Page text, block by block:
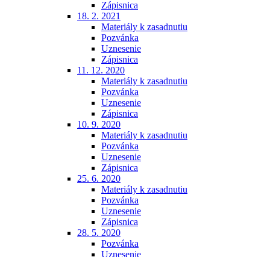
Zápisnica
18. 2. 2021
Materiály k zasadnutiu
Pozvánka
Uznesenie
Zápisnica
11. 12. 2020
Materiály k zasadnutiu
Pozvánka
Uznesenie
Zápisnica
10. 9. 2020
Materiály k zasadnutiu
Pozvánka
Uznesenie
Zápisnica
25. 6. 2020
Materiály k zasadnutiu
Pozvánka
Uznesenie
Zápisnica
28. 5. 2020
Pozvánka
Uznesenie